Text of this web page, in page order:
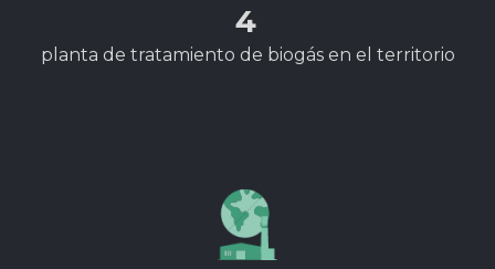
4
planta de tratamiento de biogás en el territorio